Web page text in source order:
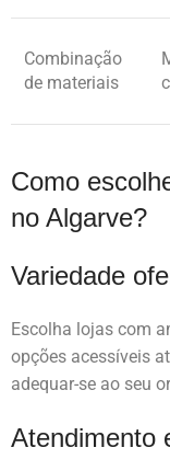
Combinação
de materiais
Como
no Algarve?
Variedade
Escolha lojas com
opções acessíveis
adequar-se ao seu
Atendimento